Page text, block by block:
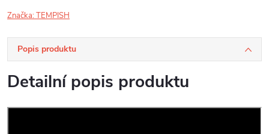
Značka:TEMPISH
Popis produktu
Detailní popis produktu